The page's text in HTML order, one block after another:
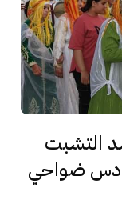
التشبت
دادس ضواحي